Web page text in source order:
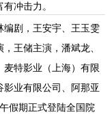
冲击力。
编剧，王安宇、王玉雯
王储主演，潘斌龙、
麦特影业（上海）有限
业有限公司、阿那亚
假期正式登陆全国院